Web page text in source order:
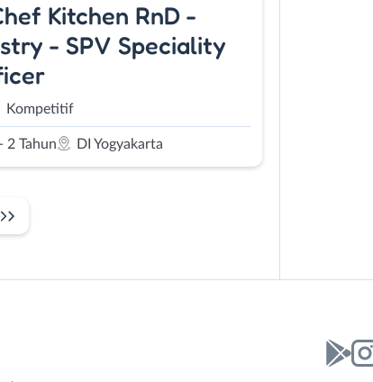
Kitchen RnD -
- SPV Speciality
Kompetitif
2 Tahun DI Yogyakarta